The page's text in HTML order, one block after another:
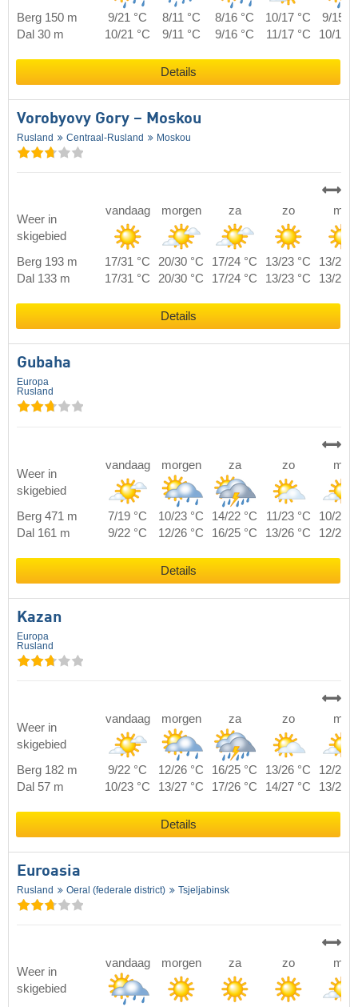
Berg 150 m 9/21 °C 8/11 °C 8/16 °C 10/17 °C
9/15
Dal 30 m
10/21 °C 9/11 °C 9/16 °C 11/17 °C 10/15
Details
Vorobyovy Gory – Moskou
Rusland Centraal-Rusland Moskou
Weer in
skigebied
vandaag morgen za zo ma
Berg 193 m 17/31 °C 20/30 °C 17/24 °C 13/23 °C
13/24
Dal 133 m
17/31 °C 20/30 °C 17/24 °C 13/23 °C 13/24
Details
Gubaha
Europa
Rusland
Weer in
skigebied
vandaag morgen za zo ma
Berg 471 m 7/19 °C 10/23 °C 14/22 °C 11/23 °C
10/20
Dal 161 m
9/22 °C 12/26 °C 16/25 °C 13/26 °C 12/23
Details
Kazan
Europa
Rusland
Weer in
skigebied
vandaag morgen za zo ma
Berg 182 m 9/22 °C 12/26 °C 16/25 °C 13/26 °C
12/23
Dal 57 m
10/23 °C 13/27 °C 17/26 °C 14/27 °C 13/24
Details
Euroasia
Rusland Oeral (federale district) Tsjeljabinsk
Weer in
skigebied
vandaag morgen za zo ma